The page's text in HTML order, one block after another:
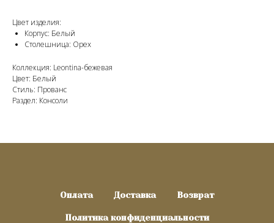
Цвет изделия:
Корпус: Белый
Столешница: Орех
Коллекция: Leontina-бежевая
Цвет: Белый
Стиль: Прованс
Раздел: Консоли
Оплата Доставка Возврат
Политика конфиденциальности